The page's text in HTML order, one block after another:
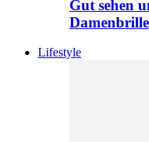
Gut sehen
Lifestyle